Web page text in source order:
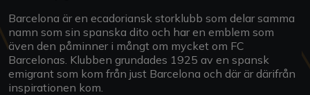
Barcelona är en ecadoriansk storklubb som delar samma
namn som sin spanska dito och har en emblem som
även den påminner i mångt om mycket om FC
Barcelonas. Klubben grundades 1925 av en spansk
emigrant som kom från just Barcelona och där är därifrån
inspirationen kom.